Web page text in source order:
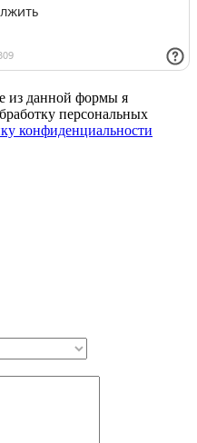
из данной формы я
персональных
конфиденциальности